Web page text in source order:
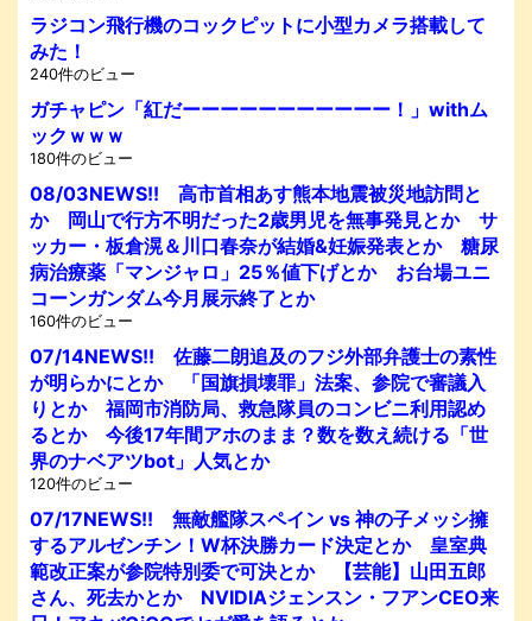
ラジコン飛行機のコックピットに小型カメラ搭載して
みた！
240件のビュー
ガチャピン「紅だーーーーーーーーーーー！」withム
ックｗｗｗ
180件のビュー
08/03NEWS!! 高市首相あす熊本地震被災地訪問と
か 岡山で行方不明だった2歳男児を無事発見とか サ
ッカー・板倉滉＆川口春奈が結婚&妊娠発表とか 糖尿
病治療薬「マンジャロ」25％値下げとか お台場ユニ
コーンガンダム今月展示終了とか
160件のビュー
07/14NEWS!! 佐藤二朗追及のフジ外部弁護士の素性
が明らかにとか 「国旗損壊罪」法案、参院で審議入
りとか 福岡市消防局、救急隊員のコンビニ利用認め
るとか 今後17年間アホのまま？数を数え続ける「世
界のナベアツbot」人気とか
120件のビュー
07/17NEWS!! 無敵艦隊スペイン vs 神の子メッシ擁
するアルゼンチン！W杯決勝カード決定とか 皇室典
範改正案が参院特別委で可決とか 【芸能】山田五郎
さん、死去かとか NVIDIAジェンスン・フアンCEO来